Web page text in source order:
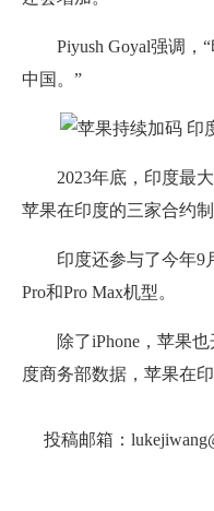
Piyush Goyal强调，“
中国。”
2023年底，印度最大
苹果在印度的三家合约
印度还参与了今年9月
Pro和Pro Max机型。
除了iPhone，苹果也
度商务部数据，苹果在
投稿邮箱：